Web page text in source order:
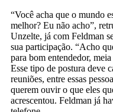
“Você acha que o mundo
melhor? Eu não acho”,
Unzelte, já com Feldman
sua participação. “Acho
para bom entendedor,
Esse tipo de postura deve
reuniões, entre essas
querem ouvir o que eles
acrescentou. Feldman já